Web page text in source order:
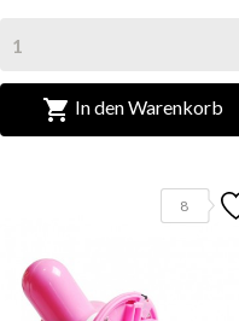
 In den Warenkorb
8